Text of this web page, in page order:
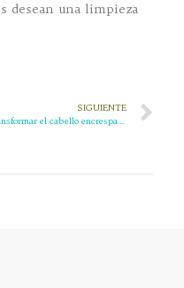
desean una limpieza
SIGUIENTE
Transformar el cabello encrespado: cómo el tratamiento capilar con queratina brasileña puede domar el rebelde